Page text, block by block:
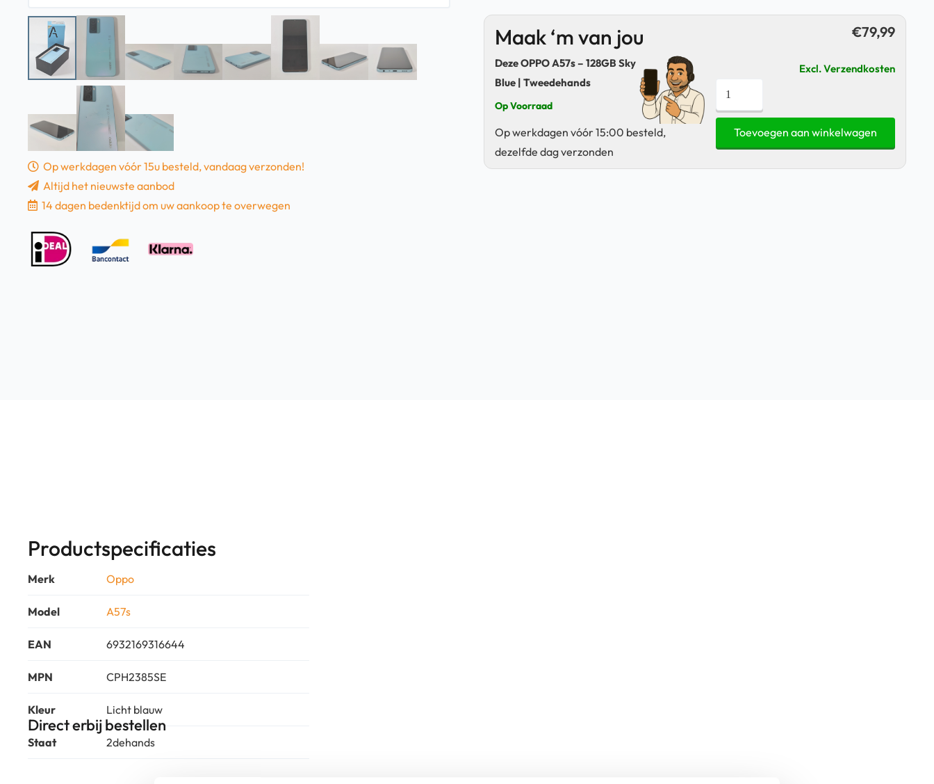
Op werkdagen vóór 15u besteld, vandaag verzonden!
Altijd het nieuwste aanbod
14 dagen bedenktijd om uw aankoop te overwegen
Maak ‘m van jou
Deze OPPO A57s – 128GB Sky
Blue | Tweedehands
Op Voorraad
Op werkdagen vóór 15:00 besteld,
dezelfde dag verzonden
€79,99
Excl. Verzendkosten
OPPO
A57s
128GB
Sky
Toevoegen aan winkelwagen
Productspecificaties
Merk Oppo
Model A57s
EAN 6932169316644
MPN CPH2385SE
Kleur Licht blauw
Staat 2dehands
Direct erbij bestellen